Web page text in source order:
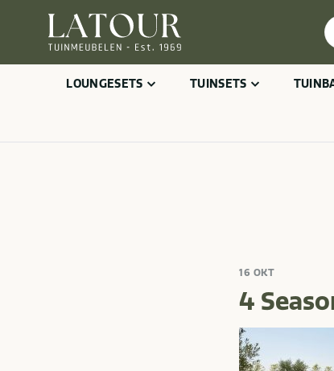
LOUNGESETS TUINSETS
16 OKT
4